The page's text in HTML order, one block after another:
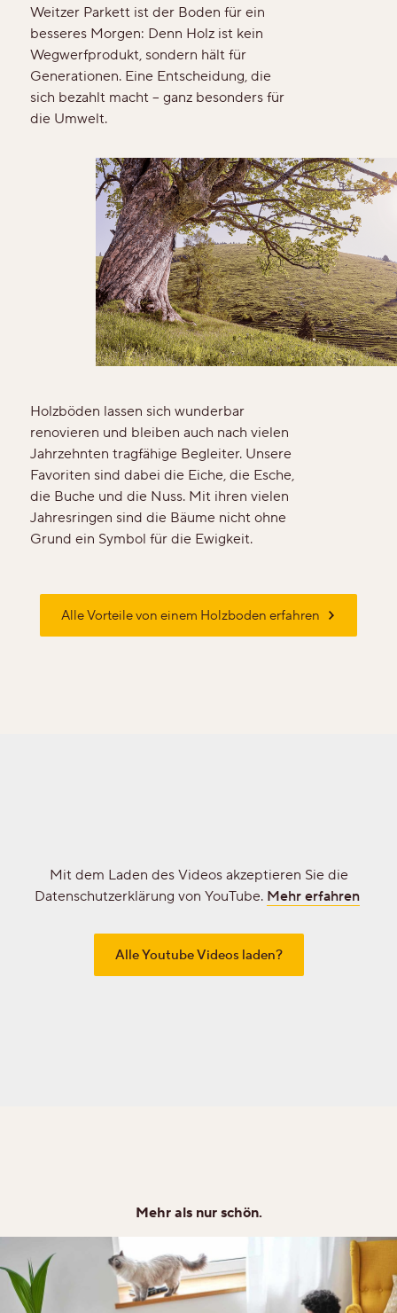
Boden- & Sockelleisten
Verlegemuster & -techniken
Reinigung & Pflege
Aus gutem Grund
Für die Ewigkeit gemacht
Wertvoll & leistbar
Holz regional aus Europa
Dielen-Optik
Stab-Optik
Strip-Optik
Professionals
Ihre persönliche Wunschliste
Weitzer Parkett ist der Boden für ein
besseres Morgen: Denn Holz ist kein
Wegwerfprodukt, sondern hält für
Generationen. Eine Entscheidung, die
sich bezahlt macht – ganz besonders für
die Umwelt.
Holzböden lassen sich wunderbar
renovieren und bleiben auch nach vielen
Jahrzehnten tragfähige Begleiter. Unsere
Favoriten sind dabei die Eiche, die Esche,
die Buche und die Nuss. Mit ihren vielen
Jahresringen sind die Bäume nicht ohne
Grund ein Symbol für die Ewigkeit.
Alle Vorteile von einem Holzboden erfahren
Mit dem Laden des Videos akzeptieren Sie die
Datenschutzerklärung von YouTube. Mehr erfahren
Alle Youtube Videos laden?
Mehr als nur schön.